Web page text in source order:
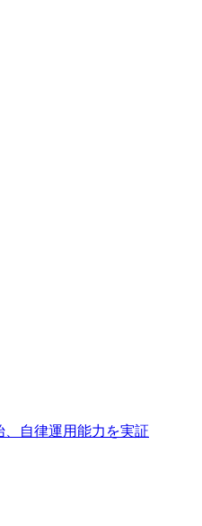
、自律運用能力を実証